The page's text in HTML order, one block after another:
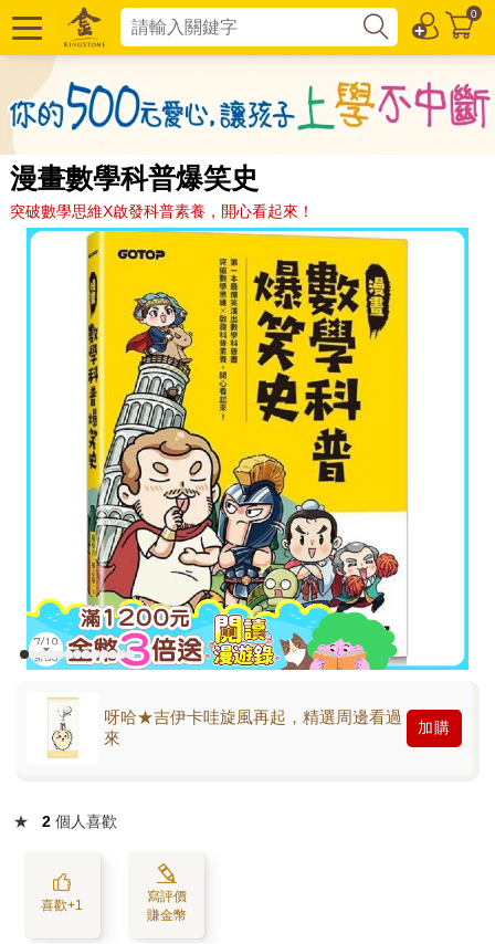
0
漫畫數學科普爆笑史
突破數學思維X啟發科普素養，開心看起來！
呀哈★吉伊卡哇旋風再起，精選周邊看過
來
加購
★ 2 個人喜歡
喜歡+1
寫評價
賺金幣